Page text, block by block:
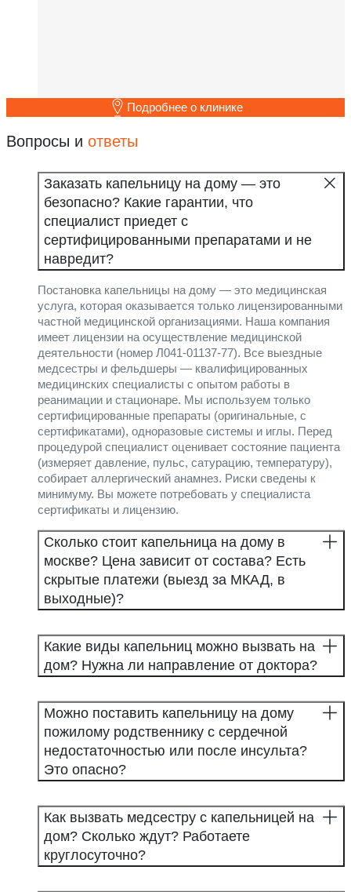
Подробнее о клинике
Вопросы и ответы
Заказать капельницу на дому — это
безопасно? Какие гарантии, что
специалист приедет с
сертифицированными препаратами и не
навредит?
Постановка капельницы на дому — это медицинская
услуга, которая оказывается только лицензированными
частной медицинской организациями. Наша компания
имеет лицензии на осуществление медицинской
деятельности (номер Л041-01137-77). Все выездные
медсестры и фельдшеры — квалифицированных
медицинских специалисты с опытом работы в
реанимации и стационаре. Мы используем только
сертифицированные препараты (оригинальные, с
сертификатами), одноразовые системы и иглы. Перед
процедурой специалист оценивает состояние пациента
(измеряет давление, пульс, сатурацию, температуру),
собирает аллергический анамнез. Риски сведены к
минимуму. Вы можете потребовать у специалиста
сертификаты и лицензию.
Сколько стоит капельница на дому в
москве? Цена зависит от состава? Есть
скрытые платежи (выезд за МКАД, в
выходные)?
Какие виды капельниц можно вызвать на
дом? Нужна ли направление от доктора?
Можно поставить капельницу на дому
пожилому родственнику с сердечной
недостаточностью или после инсульта?
Это опасно?
Как вызвать медсестру с капельницей на
дом? Сколько ждут? Работаете
круглосуточно?